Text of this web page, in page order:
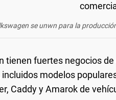
se unwn para la
tienen fuertes negocios
modelos
Caddy y Amarok de